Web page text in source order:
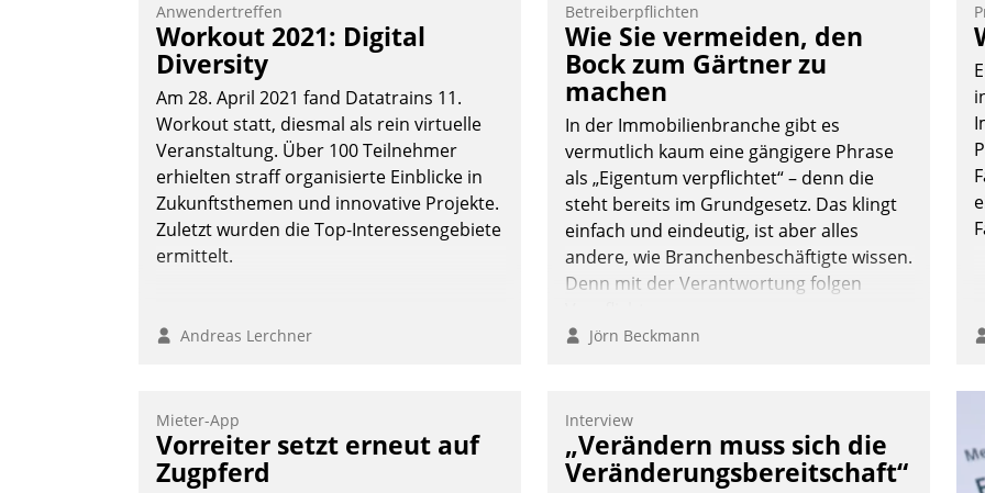
Anwendertreffen
Workout 2021: Digital
Diversity
Am 28. April 2021 fand Datatrains 11.
Workout statt, diesmal als rein virtuelle
Veranstaltung. Über 100 Teilnehmer
erhielten straff organisierte Einblicke in
Zukunftsthemen und innovative Projekte.
Zuletzt wurden die Top-Interessengebiete
ermittelt.
Andreas Lerchner
Betreiberpflichten
Wie Sie vermeiden, den
Bock zum Gärtner zu
machen
In der Immobilienbranche gibt es
vermutlich kaum eine gängigere Phrase
als „Eigentum verpflichtet“ – denn die
steht bereits im Grundgesetz. Das klingt
einfach und eindeutig, ist aber alles
andere, wie Branchenbeschäftigte wissen.
Denn mit der Verantwortung folgen
Jörn Beckmann
Mieter-App
Vorreiter setzt erneut auf
Zugpferd
Interview
„Verändern muss sich die
Veränderungsbereitschaft“